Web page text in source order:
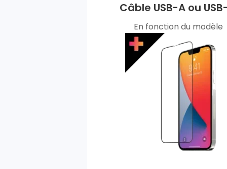
Câble USB-A ou
En fonction du modèle